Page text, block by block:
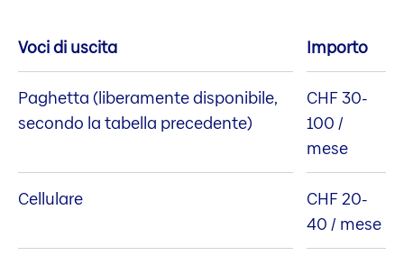
Voci di uscita Importo
Paghetta (liberamente disponibile,
secondo la tabella precedente)
CHF 30-
100 /
mese
Cellulare
CHF 20-
40 / mese